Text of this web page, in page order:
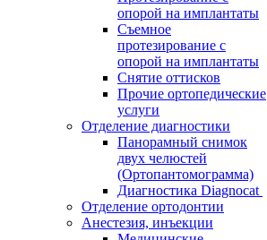
опорой на имплантаты
Съемное
протезирование с
опорой на имплантаты
Снятие оттисков
Прочие ортопедические
услуги
Отделение диагностики
Панорамный снимок
двух челюстей
(Ортопантомограмма)
Диагностика Diagnocat
Отделение ортодонтии
Анестезия, инъекции